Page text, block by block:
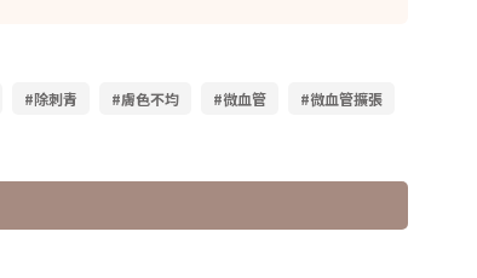
#除刺青 #膚色不均 #微血管 #微血管擴張